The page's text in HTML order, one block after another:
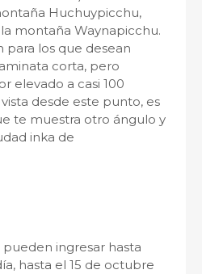
Huchuypicchu,
montaña Waynapicchu.
para los que desean
corta, pero
elevado a casi 100
desde este punto, es
te muestra otro ángulo y
inka de
pueden ingresar hasta
hasta el 15 de octubre